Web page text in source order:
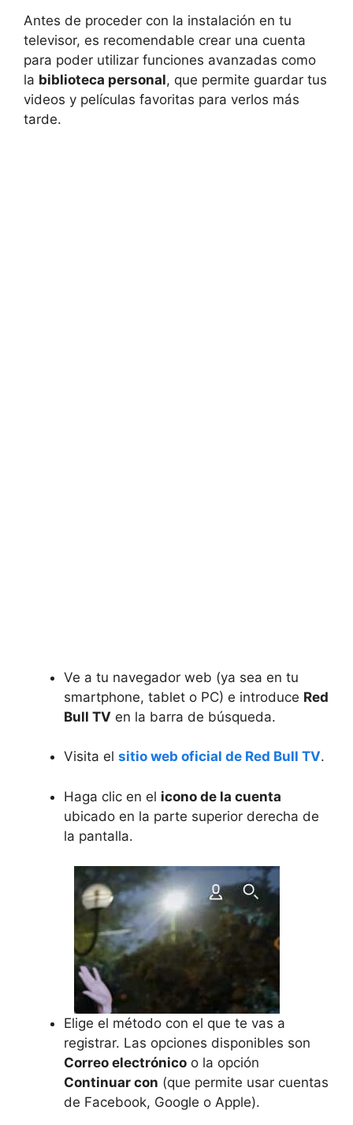
Antes de proceder con la instalación en tu
televisor, es recomendable crear una cuenta
para poder utilizar funciones avanzadas como
la biblioteca personal, que permite guardar tus
videos y películas favoritas para verlos más
tarde.
Ve a tu navegador web (ya sea en tu
smartphone, tablet o PC) e introduce Red
Bull TV en la barra de búsqueda.
Visita el sitio web oficial de Red Bull TV.
Haga clic en el icono de la cuenta
ubicado en la parte superior derecha de
la pantalla.
Elige el método con el que te vas a
registrar. Las opciones disponibles son
Correo electrónico o la opción
Continuar con (que permite usar cuentas
de Facebook, Google o Apple).